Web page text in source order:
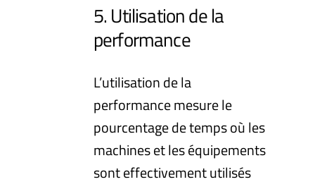
5. Utilisation de la
performance
L’utilisation de la
performance mesure le
pourcentage de temps où les
machines et les équipements
sont effectivement utilisés